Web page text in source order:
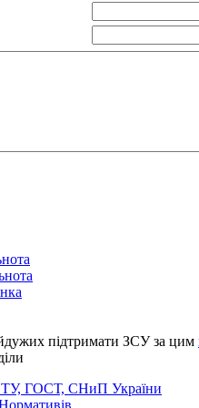
підтримати ЗСУ за цим
ГОСТ, СНиП України